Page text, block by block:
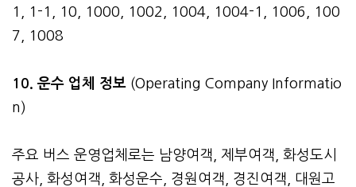
1, 1-1, 10, 1000, 1002, 1004, 1004-1, 1006, 100
7, 1008
10. 운수 업체 정보 (Operating Company Informatio
n)
주요 버스 운영업체로는 남양여객, 제부여객, 화성도시
공사, 화성여객, 화성운수, 경원여객, 경진여객, 대원고